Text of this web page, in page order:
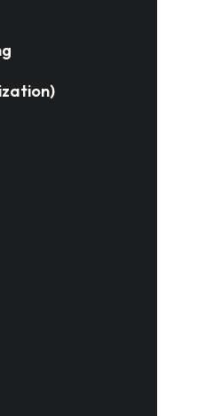
marketing
que ofrece
de
a las
España.
en contacto
redes